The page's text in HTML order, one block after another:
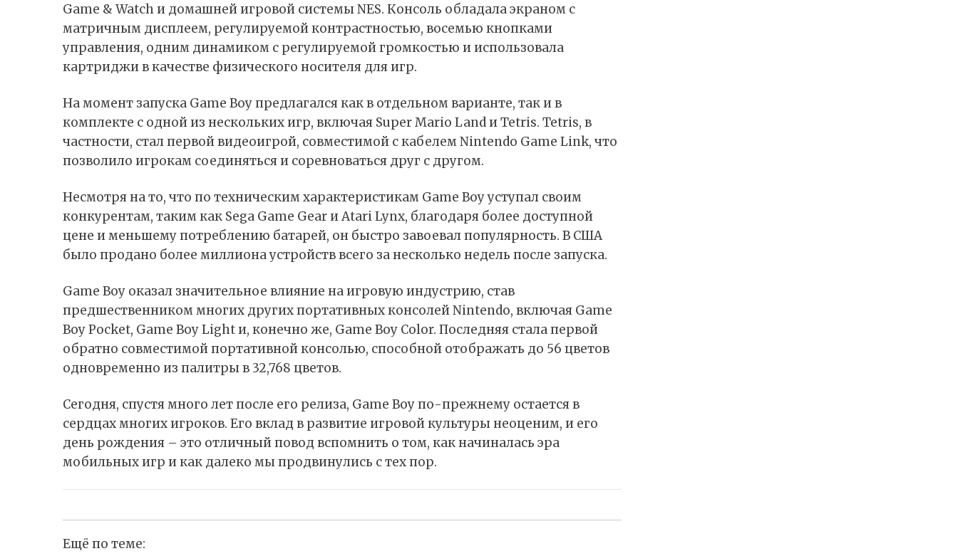
Game & Watch и домашней игровой системы NES. Консоль обладала экраном с
матричным дисплеем, регулируемой контрастностью, восемью кнопками
управления, одним динамиком с регулируемой громкостью и использовала
картриджи в качестве физического носителя для игр.
На момент запуска Game Boy предлагался как в отдельном варианте, так и в
комплекте с одной из нескольких игр, включая Super Mario Land и Tetris. Tetris, в
частности, стал первой видеоигрой, совместимой с кабелем Nintendo Game Link, что
позволило игрокам соединяться и соревноваться друг с другом.
Несмотря на то, что по техническим характеристикам Game Boy уступал своим
конкурентам, таким как Sega Game Gear и Atari Lynx, благодаря более доступной
цене и меньшему потреблению батарей, он быстро завоевал популярность. В США
было продано более миллиона устройств всего за несколько недель после запуска.
Game Boy оказал значительное влияние на игровую индустрию, став
предшественником многих других портативных консолей Nintendo, включая Game
Boy Pocket, Game Boy Light и, конечно же, Game Boy Color. Последняя стала первой
обратно совместимой портативной консолью, способной отображать до 56 цветов
одновременно из палитры в 32,768 цветов.
Сегодня, спустя много лет после его релиза, Game Boy по-прежнему остается в
сердцах многих игроков. Его вклад в развитие игровой культуры неоценим, и его
день рождения – это отличный повод вспомнить о том, как начиналась эра
мобильных игр и как далеко мы продвинулись с тех пор.
Ещё по теме: